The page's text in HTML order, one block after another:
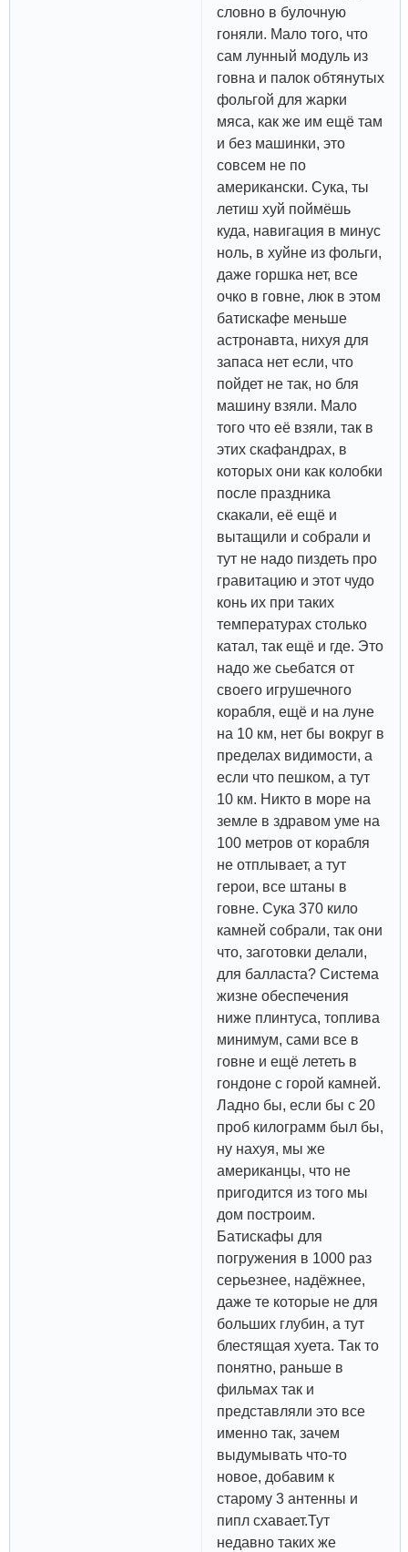
словно в булочную
гоняли. Мало того, что
сам лунный модуль из
говна и палок обтянутых
фольгой для жарки
мяса, как же им ещё там
и без машинки, это
совсем не по
американски. Сука, ты
летиш хуй поймёшь
куда, навигация в минус
ноль, в хуйне из фольги,
даже горшка нет, все
очко в говне, люк в этом
батискафе меньше
астронавта, нихуя для
запаса нет если, что
пойдет не так, но бля
машину взяли. Мало
того что её взяли, так в
этих скафандрах, в
которых они как колобки
после праздника
скакали, её ещё и
вытащили и собрали и
тут не надо пиздеть про
гравитацию и этот чудо
конь их при таких
температурах столько
катал, так ещё и где. Это
надо же сьебатся от
своего игрушечного
корабля, ещё и на луне
на 10 км, нет бы вокруг в
пределах видимости, а
если что пешком, а тут
10 км. Никто в море на
земле в здравом уме на
100 метров от корабля
не отплывает, а тут
герои, все штаны в
говне. Сука 370 кило
камней собрали, так они
что, заготовки делали,
для балласта? Система
жизне обеспечения
ниже плинтуса, топлива
минимум, сами все в
говне и ещё лететь в
гондоне с горой камней.
Ладно бы, если бы с 20
проб килограмм был бы,
ну нахуя, мы же
американцы, что не
пригодится из того мы
дом построим.
Батискафы для
погружения в 1000 раз
серьезнее, надёжнее,
даже те которые не для
больших глубин, а тут
блестящая хуета. Так то
понятно, раньше в
фильмах так и
представляли это все
именно так, зачем
выдумывать что-то
новое, добавим к
старому 3 антенны и
пипл схавает.Тут
недавно таких же